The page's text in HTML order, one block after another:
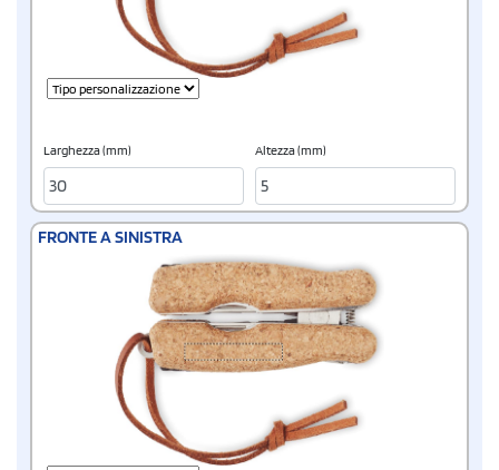
Larghezza (mm) Altezza (mm)
FRONTE A SINISTRA